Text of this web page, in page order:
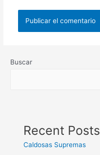
Buscar
Recent Posts
Caldosas Supremas